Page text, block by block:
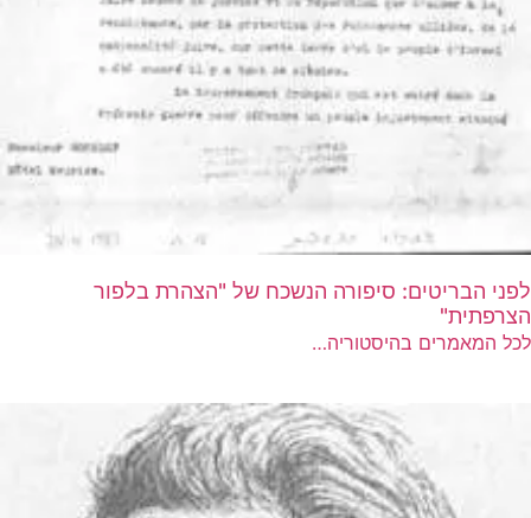
לפני הבריטים: סיפורה הנשכח של "הצהרת בלפור
הצרפתית"
לכל המאמרים בהיסטוריה…